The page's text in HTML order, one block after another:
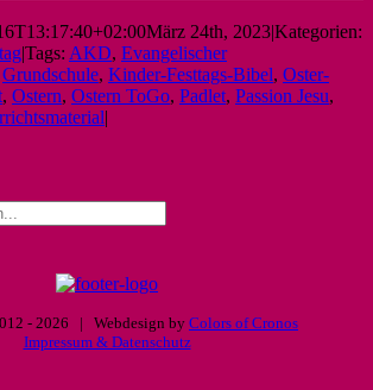
März 24th, 2023Kategorien:
Tags: AKD, Evangelischer
Grundschule, Kinder-Festtags-Bibel, Oster-
, Ostern, Ostern ToGo, Padlet, Passion Jesu,
- 2026 | Webdesign by Colors of Cronos
Impressum & Datenschutz